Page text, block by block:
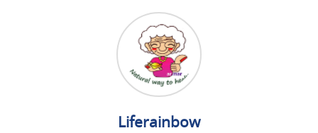
Liferainbow